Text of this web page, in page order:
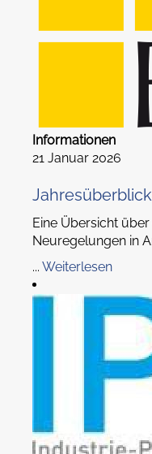
Informationen
21 Januar 2026
Eine Übersicht
Neuregelungen in
... Weiterlesen